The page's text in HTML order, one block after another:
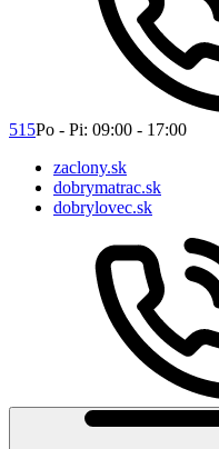
515Po - Pi: 09:00 - 17:00
zaclony.sk
dobrymatrac.sk
dobrylovec.sk